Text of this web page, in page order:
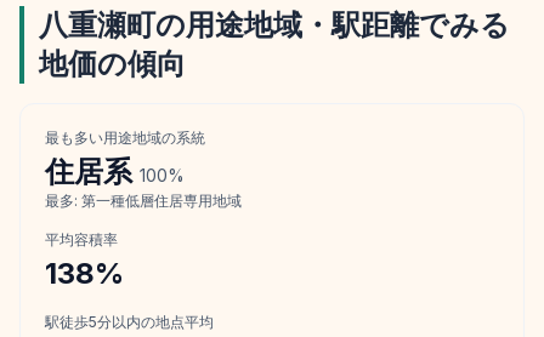
八重瀬町の用途地域・駅距離でみる
地価の傾向
最も多い用途地域の系統
住居系 100%
最多: 第一種低層住居専用地域
平均容積率
138%
駅徒歩5分以内の地点平均